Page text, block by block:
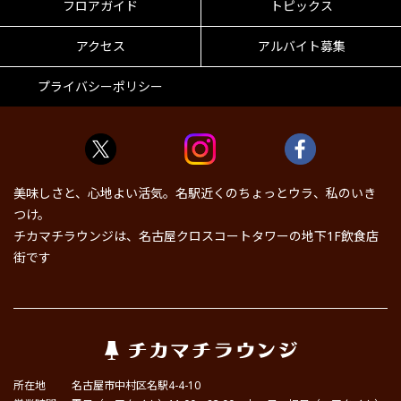
フロアガイド トピックス
アクセス アルバイト募集
プライバシーポリシー
美味しさと、心地よい活気。名駅近くのちょっとウラ、私のいき
つけ。
チカマチラウンジは、名古屋クロスコートタワーの地下1F飲食店
街です
所在地
名古屋市中村区名駅4-4-10